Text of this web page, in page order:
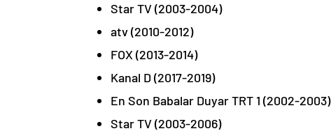
Star TV (2003-2004)
atv (2010-2012)
FOX (2013-2014)
Kanal D (2017-2019)
En Son Babalar Duyar TRT 1 (2002-2003)
Star TV (2003-2006)